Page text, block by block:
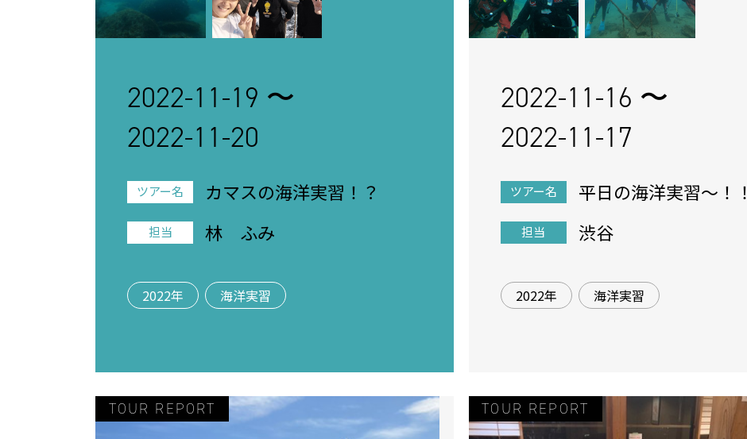
2022-11-19 〜
2022-11-20
ツアー名 カマスの海洋実習！？
担当 林 ふみ
2022年 海洋実習
2022-11-16 〜
2022-11-17
ツアー名 平日の海洋実習〜！！
担当 渋谷
2022年 海洋実習